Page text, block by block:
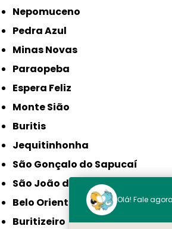
Nepomuceno
Pedra Azul
Minas Novas
Paraopeba
Espera Feliz
Monte Sião
Buritis
Jequitinhonha
São Gonçalo do Sapucaí
São João da Ponte
Belo Oriente
Buritizeiro
Olá! Fale